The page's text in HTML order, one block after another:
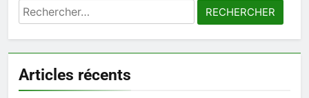
Rechercher :
Articles récents